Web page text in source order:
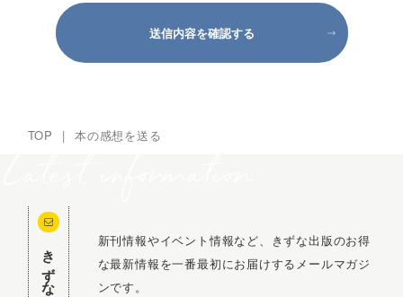
送信内容を確認する
TOP | 本の感想を送る
きずな通信
新刊情報やイベント情報など、きずな出版のお得
な最新情報を一番最初にお届けするメールマガジ
ンです。